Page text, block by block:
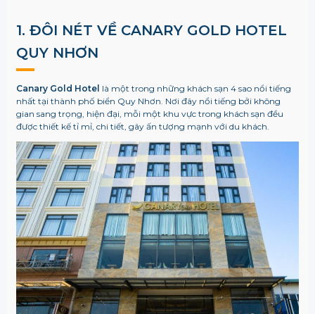
1. ĐÔI NÉT VỀ CANARY GOLD HOTEL
QUY NHƠN
Canary Gold Hotel là một trong những khách sạn 4 sao nổi tiếng
nhất tại thành phố biển Quy Nhơn. Nơi đây nổi tiếng bởi không
gian sang trọng, hiện đại, mỗi một khu vực trong khách sạn đều
được thiết kế tỉ mỉ, chi tiết, gây ấn tượng mạnh với du khách.